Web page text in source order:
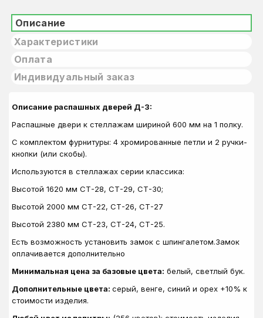
Описание
Характеристики
Оплата
Индивидуальный заказ
Описание распашных дверей Д-3:
Распашные двери к стеллажам шириной 600 мм на 1 полку.
С комплектом фурнитуры: 4 хромированные петли и 2 ручки-
кнопки (или скобы).
Используются в стеллажах серии классика:
Высотой 1620 мм СТ-28, СТ-29, СТ-30;
Высотой 2000 мм СТ-22, СТ-26, СТ-27
Высотой 2380 мм СТ-23, СТ-24, СТ-25.
Есть возможность установить замок с шпингалетом.Замок
оплачивается дополнительно
Минимальная цена за базовые цвета: белый, светлый бук.
Дополнительные цвета: серый, венге, синий и орех +10% к
стоимости изделия.